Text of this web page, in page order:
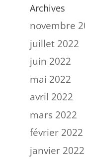
Archives
novembre
juillet 2022
juin 2022
mai 2022
avril 2022
mars 2022
février 2022
janvier 2022